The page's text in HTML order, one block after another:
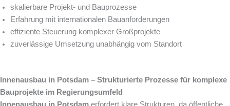
skalierbare Projekt- und Bauprozesse
Erfahrung mit internationalen Bauanforderungen
effiziente Steuerung komplexer Großprojekte
zuverlässige Umsetzung unabhängig vom Standort
Innenausbau in Potsdam – Strukturierte Prozesse für komplexe
Bauprojekte im Regierungsumfeld